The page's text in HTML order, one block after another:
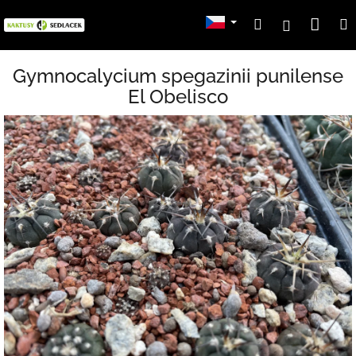
na
HledatPřihlášení
Gymnocalycium spegazinii punilense
El Obelisco